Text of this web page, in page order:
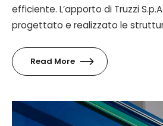
efficiente. L’apporto di Truzzi
progettato e realizzato le
Read More